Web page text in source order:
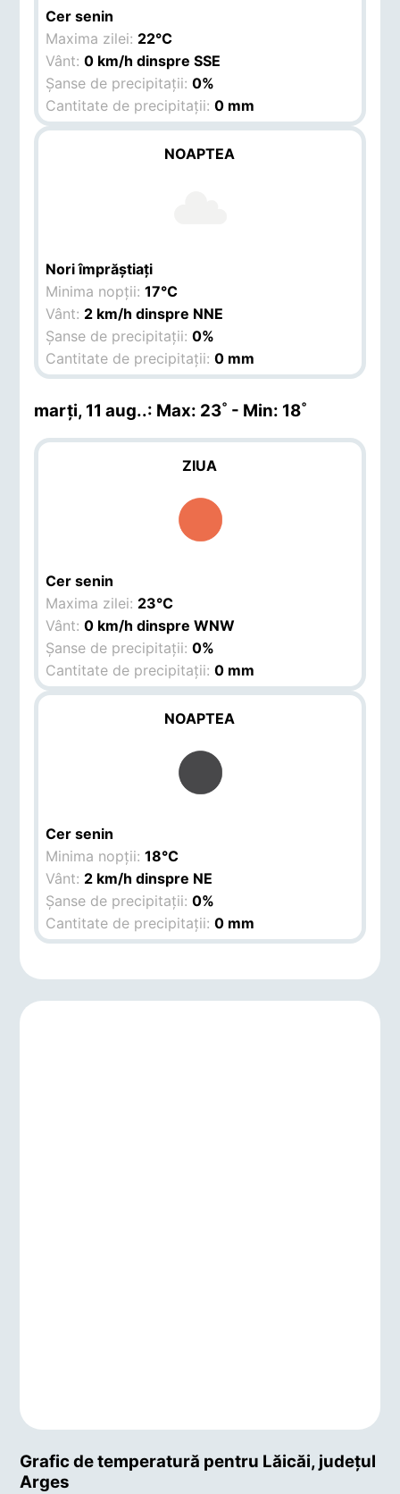
Cer senin
Maxima zilei: 22°C
Vânt:0 km/h dinspre SSE
Șanse de precipitații:0%
Cantitate de precipitații:0 mm
NOAPTEA
Nori împrăștiați
Minima nopții:17°C
Vânt: 2 km/h dinspre NNE
Șanse de precipitații:0%
Cantitate de precipitații:0 mm
marți, 11 aug..: Max: 23˚ - Min: 18˚
ZIUA
Cer senin
Maxima zilei: 23°C
Vânt:0 km/h dinspre WNW
Șanse de precipitații:0%
Cantitate de precipitații:0 mm
NOAPTEA
Cer senin
Minima nopții:18°C
Vânt: 2 km/h dinspre NE
Șanse de precipitații:0%
Cantitate de precipitații:0 mm
Grafic de temperatură pentru Lăicăi, județul
Arges